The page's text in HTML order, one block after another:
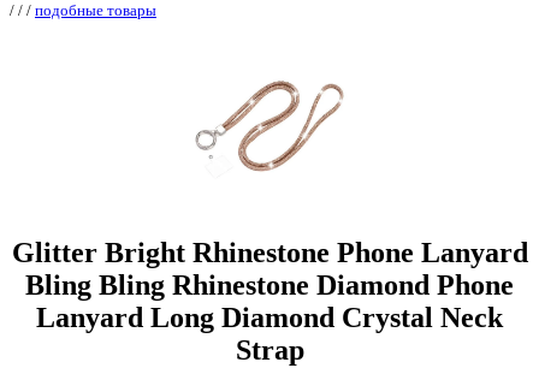
/ / / подобные товары
Glitter Bright Rhinestone Phone Lanyard
Bling Bling Rhinestone Diamond Phone
Lanyard Long Diamond Crystal Neck
Strap